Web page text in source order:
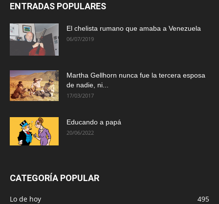
ENTRADAS POPULARES
El chelista rumano que amaba a Venezuela
06/07/2019
Martha Gellhorn nunca fue la tercera esposa
de nadie, ni...
17/03/2017
Educando a papá
20/06/2022
CATEGORÍA POPULAR
Lo de hoy
495